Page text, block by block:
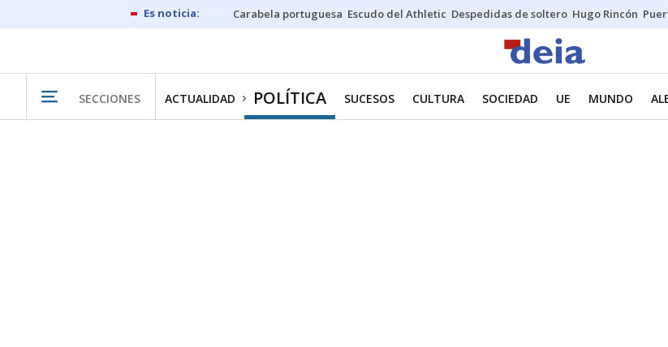
Carabela portuguesa Escudo del Athletic Despedidas de soltero Hugo Rincón
SECCIONES ACTUALIDAD POLÍTICA SUCESOS CULTURA SOCIEDAD UE MUNDO